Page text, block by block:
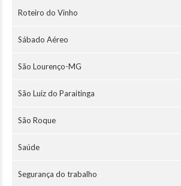
Roteiro do Vinho
Sábado Aéreo
São Lourenço-MG
São Luiz do Paraitinga
São Roque
Saúde
Segurança do trabalho